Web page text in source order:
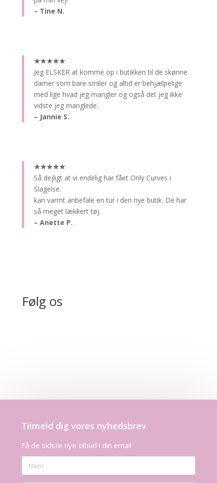
– Tine N.
★★★★★
Jeg ELSKER at komme op i butikken til de skønne
damer som bare smiler og altid er behjælpelige
med lige hvad jeg mangler og også det jeg ikke
vidste jeg manglede.
– Jannie S.
★★★★★
Så dejligt at vi endelig har fået Only Curves i
Slagelse.
kan varmt anbefale en tur i den nye butik. De har
så meget lækkert tøj.
– Anette P.
Følg os
Tilmeld dig vores nyhedsbrev
Få de sidste nye tilbud i din email